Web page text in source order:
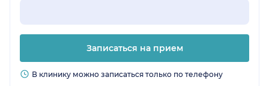
Записаться на прием
В клинику можно записаться только по телефону